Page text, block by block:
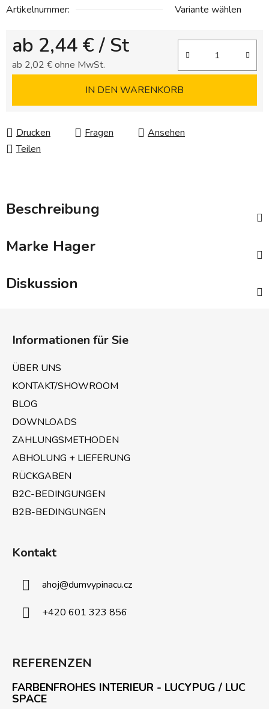
Artikelnummer:
Variante wählen
ab 2,44 € / St
ab 2,02 €ohne MwSt.
IN DEN WARENKORB
Drucken Fragen
Ansehen
Teilen
Beschreibung
Marke Hager
Diskussion
Informationen für Sie
ÜBER UNS
KONTAKT/SHOWROOM
BLOG
DOWNLOADS
ZAHLUNGSMETHODEN
ABHOLUNG + LIEFERUNG
RÜCKGABEN
B2C-BEDINGUNGEN
B2B-BEDINGUNGEN
Kontakt
ahoj@dumvypinacu.cz
+420 601 323 856
REFERENZEN
FARBENFROHES INTERIEUR - LUCYPUG / LUC
SPACE